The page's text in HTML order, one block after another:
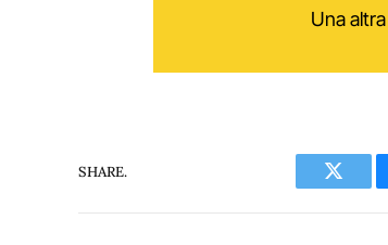
Una
SHARE.
Twitter